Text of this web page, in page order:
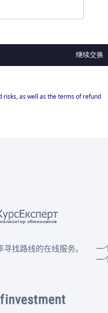
继续交换
risks, as well as the terms of refund
找路线的在线服务。
一
一